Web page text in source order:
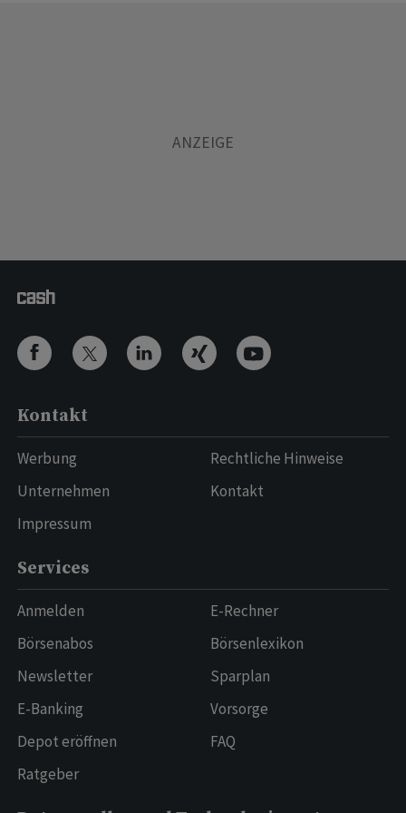
Kontakt
Werbung
Unternehmen
Impressum
Rechtliche Hinweise
Kontakt
Services
Anmelden
Börsenabos
Newsletter
E-Banking
Depot eröffnen
Ratgeber
E-Rechner
Börsenlexikon
Sparplan
Vorsorge
FAQ